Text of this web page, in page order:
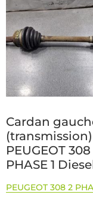
Cardan
(transmission)
PEUGEOT 308
PHASE 1
PEUGEOT 308 2